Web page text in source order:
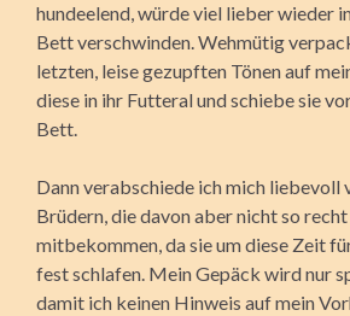
hundeelend, würde viel lieber wieder
Bett verschwinden. Wehmütig
letzten, leise gezupften Tönen auf
diese in ihr Futteral und schiebe sie
Bett.
Dann verabschiede ich mich liebevoll
Brüdern, die davon aber nicht so recht
mitbekommen, da sie um diese Zeit
fest schlafen. Mein Gepäck wird nur
damit ich keinen Hinweis auf mein